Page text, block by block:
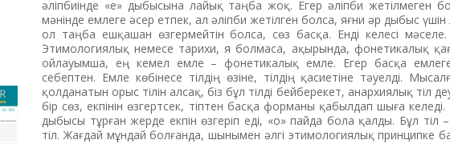
әліпбиінде «е» дыбысына лайық таңба жоқ. Егер әліпби жетілмеген
мәнінде емлеге әсер етпек, ал әліпби жетілген болса, яғни әр дыбыс
ол таңба ешқашан өзгермейтін болса, сөз басқа. Енді келесі мәселе.
Этимологиялық немесе тарихи, я болмаса, ақырында, фонетикалық
ойлауымша, ең кемел емле – фонетикалық емле. Егер басқа емлеге
себептен. Емле көбінесе тілдің өзіне, тілдің қасиетіне тәуелді.
қолданатын орыс тілін алсақ, біз бұл тілді бейберекет, анархиялық тіл
бір сөз, екпінін өзгертсек, тіптен басқа форманы қабылдап шыға
дыбысы тұрған жерде екпін өзгеріп еді, «о» пайда бола қалды. Бұл тіл
тіл. Жағдай мұндай болғанда, шынымен әлгі этимологиялық принципке